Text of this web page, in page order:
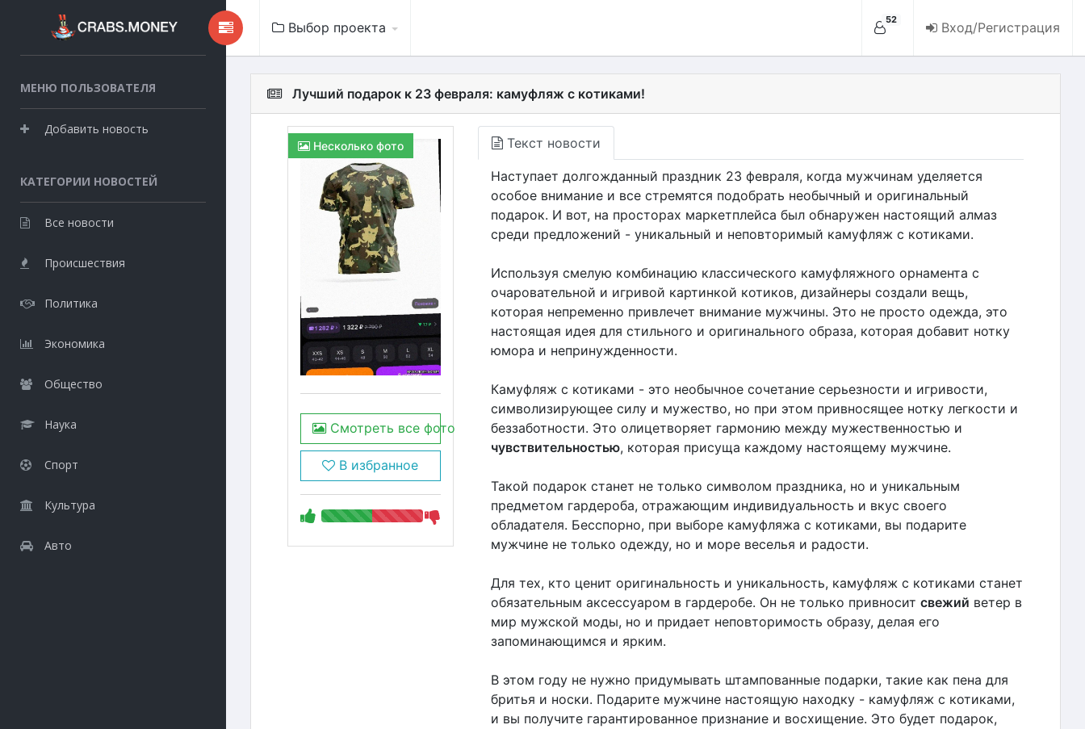
МЕНЮ ПОЛЬЗОВАТЕЛЯ
Добавить новость
КАТЕГОРИИ НОВОСТЕЙ
Все новости
Происшествия
Политика
Экономика
Общество
Наука
Спорт
Культура
Авто
Выбор проекта 52 Вход/Регистрация
Лучший подарок к 23 февраля: камуфляж с котиками!
Несколько фото
Смотреть все фото
В избранное
Текст новости
Наступает долгожданный праздник 23 февраля, когда мужчинам уделяется
особое внимание и все стремятся подобрать необычный и оригинальный
подарок. И вот, на просторах маркетплейса был обнаружен настоящий алмаз
среди предложений - уникальный и неповторимый камуфляж с котиками.
Используя смелую комбинацию классического камуфляжного орнамента с
очаровательной и игривой картинкой котиков, дизайнеры создали вещь,
которая непременно привлечет внимание мужчины. Это не просто одежда, это
настоящая идея для стильного и оригинального образа, которая добавит нотку
юмора и непринужденности.
Камуфляж с котиками - это необычное сочетание серьезности и игривости,
символизирующее силу и мужество, но при этом привносящее нотку легкости и
беззаботности. Это олицетворяет гармонию между мужественностью и
чувствительностью, которая присуща каждому настоящему мужчине.
Такой подарок станет не только символом праздника, но и уникальным
предметом гардероба, отражающим индивидуальность и вкус своего
обладателя. Бесспорно, при выборе камуфляжа с котиками, вы подарите
мужчине не только одежду, но и море веселья и радости.
Для тех, кто ценит оригинальность и уникальность, камуфляж с котиками станет
обязательным аксессуаром в гардеробе. Он не только привносит свежий ветер в
мир мужской моды, но и придает неповторимость образу, делая его
запоминающимся и ярким.
В этом году не нужно придумывать штампованные подарки, такие как пена для
бритья и носки. Подарите мужчине настоящую находку - камуфляж с котиками,
и вы получите гарантированное признание и восхищение. Это будет подарок,